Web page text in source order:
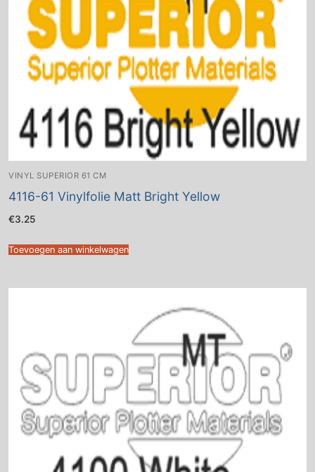
VINYL SUPERIOR 61 CM
4116-61 Vinylfolie Matt Bright Yellow
€3.25
Toevoegen aan winkelwagen